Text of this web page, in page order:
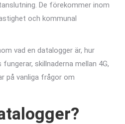
De förekommer inom
och kommunal
vad en datalogger är, hur
skillnaderna mellan 4G,
på vanliga frågor om